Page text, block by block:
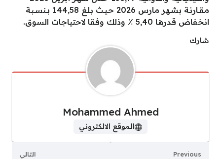
مقــارنـة بشـهر مارس 2026 حـيــث بـلـغ 144,58 بــنســبـة
انخفاض قـدرهـا 5,40 ٪ وذلك وفقا لاحتياجات السوق.
شارك
Mohammed Ahmed
الموقع الالكتروني
Previous التالي